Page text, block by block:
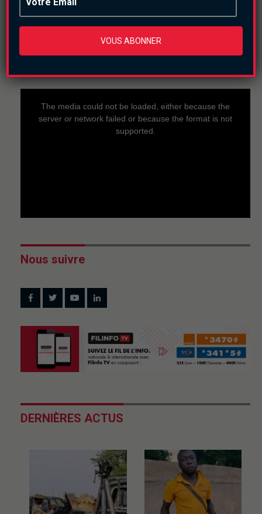
En direct
The media could not be loaded, either because the
server or network failed or because the format is not
supported.
Nous suivre
DERNIÈRES ACTUS
VOUS ABONNER